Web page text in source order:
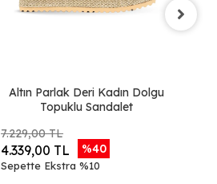
Altın Parlak Deri Kadın Dolgu
Topuklu Sandalet
7.229,00 TL
4.339,00 TL %40
Sepette Ekstra %10